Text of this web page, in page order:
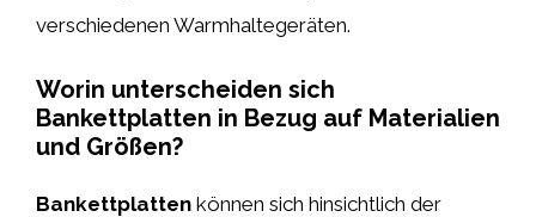
verschiedenen Warmhaltegeräten.
Worin unterscheiden sich
Bankettplatten in Bezug auf Materialien
und Größen?
Bankettplatten können sich hinsichtlich der